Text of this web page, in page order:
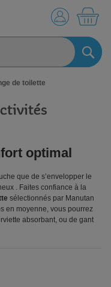
de toilette
optimal
que de s’envelopper le
. Faites confiance à la
sélectionnés par Manutan
en moyenne, vous pourrez
absorbant, ou de gant